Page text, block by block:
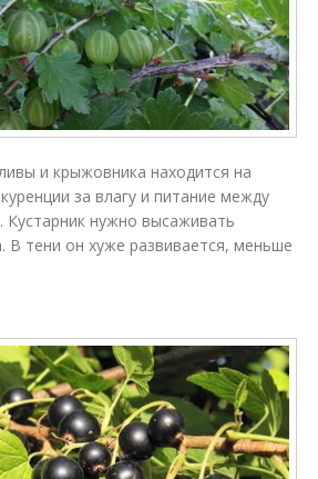
и крыжовника находится на
за влагу и питание между
Кустарник нужно высаживать
В тени он хуже развивается, меньше